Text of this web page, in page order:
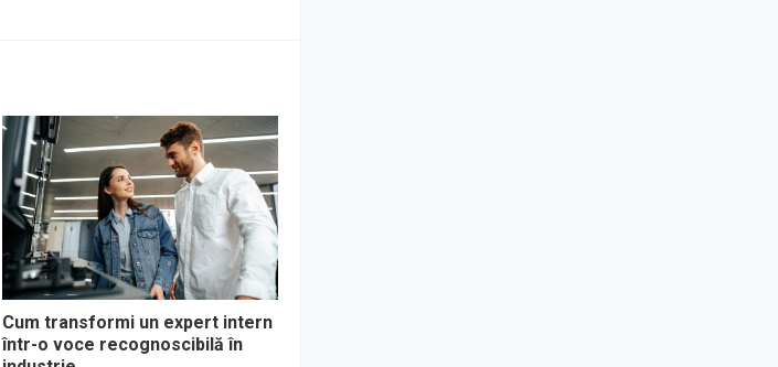
Cum transformi un expert intern
într-o voce recognoscibilă în